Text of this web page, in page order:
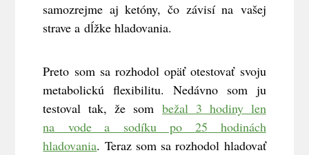
samozrejme aj ketóny, čo závisí na vašej
strave a dĺžke hladovania.
Preto som sa rozhodol opäť otestovať svoju
metabolickú flexibilitu. Nedávno som ju
testoval tak, že som bežal 3 hodiny len
na vode a sodíku po 25 hodinách
hladovania. Teraz som sa rozhodol hladovať